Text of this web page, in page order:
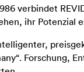
verbindet
ihr Potenzial
Forschung,